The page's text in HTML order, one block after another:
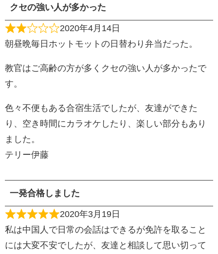
クセの強い人が多かった
2020年4月14日
朝昼晩毎日ホットモットの日替わり弁当だった。
教官はご高齢の方が多くクセの強い人が多かったで
す。
色々不便もある合宿生活でしたが、友達ができた
り、空き時間にカラオケしたり、楽しい部分もあり
ました。
テリー伊藤
一発合格しました
2020年3月19日
私は中国人で日常の会話はできるが免許を取ること
には大変不安でしたが、友達と相談して思い切って